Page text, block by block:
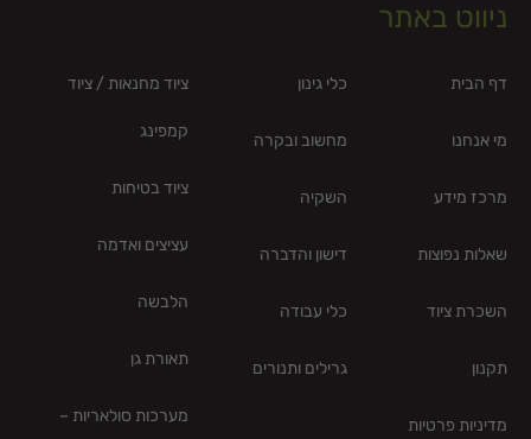
ניווט באתר
דף הבית
מי אנחנו
מרכז מידע
שאלות נפוצות
השכרת ציוד
תקנון
מדיניות פרטיות
כלי גינון
מחשוב ובקרה
השקיה
דישון והדברה
כלי עבודה
גרילים ותנורים
ציוד מחנאות / ציוד
קמפינג
ציוד בטיחות
עציצים ואדמה
הלבשה
תאורת גן
מערכות סולאריות –